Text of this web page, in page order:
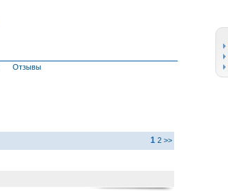
Отзывы
1 2 >>